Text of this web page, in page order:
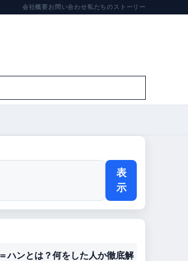
会社概要お問い合わせ私たちのストーリー
表
示
ハンとは？何をした人か徹底解